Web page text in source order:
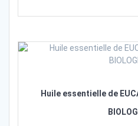
Huile essentielle de